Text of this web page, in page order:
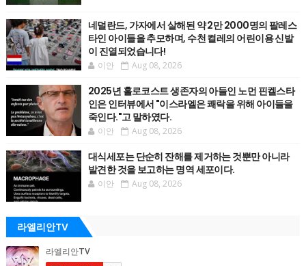
네덜란드, 가자에서 살해된 약 2만 2000명의 팔레스
타인 아이들을 추모하며, 수천 켤레의 어린이용 신발
이 진열되었습니다!
이안 Aug 08, 2026
2025년 홀로코스트 생존자의 아들인 노먼 핀켈스타
인은 인터뷰에서 "이스라엘은 쾌락을 위해 아이들을
죽인다."고 말하였다.
이안 Aug 08, 2026
대식세포는 단순히 잔해를 제거하는 것뿐만 아니라
발견한 것을 보고하는 명역 세포이다.
이안 Aug 08, 2026
라엘리안TV